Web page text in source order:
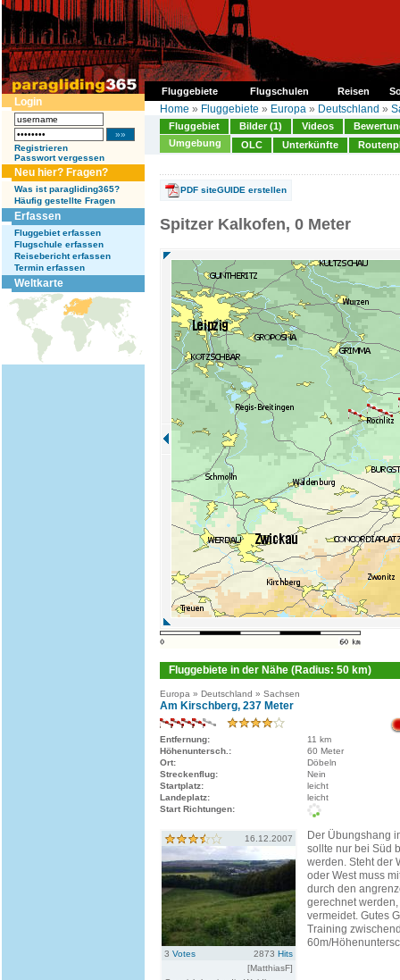
Fluggebiete Flugschulen Reisen
Login
Registrieren
Passwort vergessen
Neu hier? Fragen?
Was ist paragliding365?
Häufig gestellte Fragen
Erfassen
Fluggebiet erfassen
Flugschule erfassen
Reisebericht erfassen
Termin erfassen
Weltkarte
Home » Fluggebiete » Europa » Deutschland »
Fluggebiet Bilder (1) Videos
Umgebung
OLC Unterkünfte
PDF siteGUIDE erstellen
Spitzer Kalkofen, 0 Meter
Fluggebiete in der Nähe (Radius: 50 km)
Europa » Deutschland » Sachsen
Am Kirschberg, 237 Meter
Entfernung:
11 km
Höhenuntersch.:
60 Meter
Ort:
Döbeln
Streckenflug:
Nein
Startplatz:
leicht
Landeplatz:
leicht
Start Richtungen:
16.12.2007
3 Votes 2873 Hits
[MatthiasF]
Der Übungshang
sollte nur bei Süd
werden. Steht der
oder West muss
durch den
gerechnet
vermeidet. Gutes
Training
60m/